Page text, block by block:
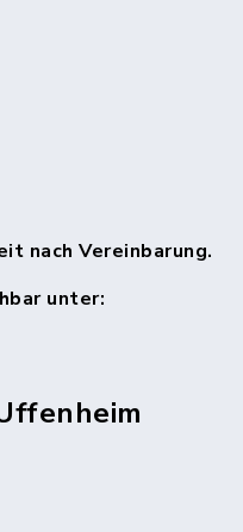
nach Vereinbarung.
unter: